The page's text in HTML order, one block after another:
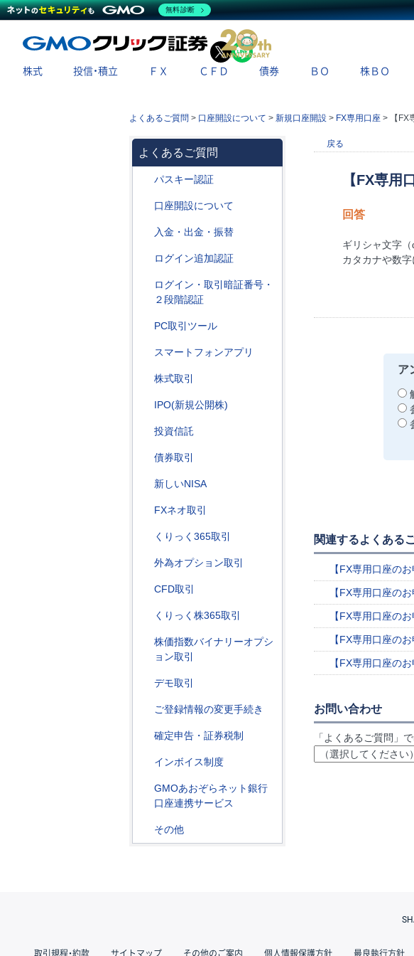
X
株式 投信・積立 ＦＸ ＣＦＤ 債券 ＢＯ 株ＢＯ
よくあるご質問 > 口座開設について > 新規口座開設 > FX専用口座 > 【FX
よくあるご質問
パスキー認証
口座開設について
入金・出金・振替
ログイン追加認証
ログイン・取引暗証番号・
２段階認証
PC取引ツール
スマートフォンアプリ
株式取引
IPO(新規公開株)
投資信託
債券取引
新しいNISA
FXネオ取引
くりっく365取引
外為オプション取引
CFD取引
くりっく株365取引
株価指数バイナリーオプシ
ョン取引
デモ取引
ご登録情報の変更手続き
確定申告・証券税制
インボイス制度
GMOあおぞらネット銀行
口座連携サービス
その他
戻る
【FX専用
回答
ギリシャ文字
カタカナや数字
ア
関連するよくある
【FX専用口座の
【FX専用口座の
【FX専用口座の
【FX専用口座の
【FX専用口座の
お問い合わせ
「よくあるご質問」
取引規程・約款 サイトマップ その他のご案内 個人情報保護方針 最良執行方針
無料診断